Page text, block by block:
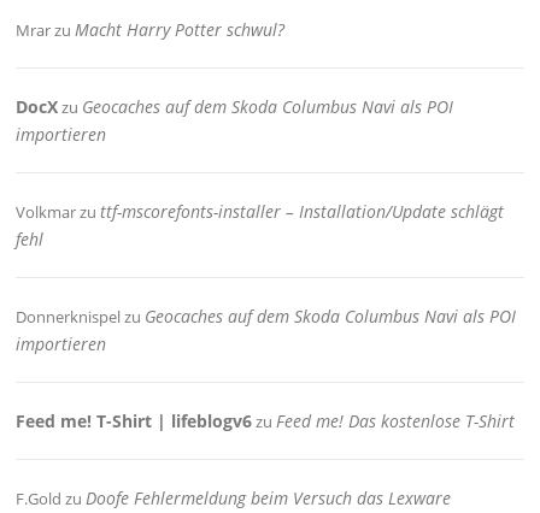
MrarzuMacht Harry Potter schwul?
DocXzu Geocaches auf dem Skoda Columbus Navi als POI
importieren
Volkmarzuttf-mscorefonts-installer – Installation/Update schlägt
fehl
Donnerknispelzu Geocaches auf dem Skoda Columbus Navi als POI
importieren
Feed me! T-Shirt | lifeblogv6zuFeed me! Das kostenlose T-Shirt
F.Gold zuDoofe Fehlermeldung beim Versuch das Lexware